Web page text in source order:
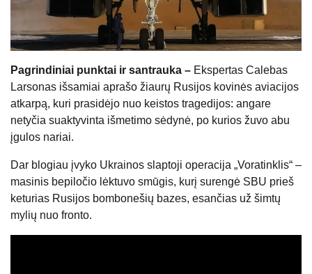
Pagrindiniai punktai ir santrauka – Ekspertas Calebas
Larsonas išsamiai aprašo žiaurų Rusijos kovinės aviacijos
atkarpą, kuri prasidėjo nuo keistos tragedijos: angare
netyčia suaktyvinta išmetimo sėdynė, po kurios žuvo abu
įgulos nariai.
Dar blogiau įvyko Ukrainos slaptoji operacija „Voratinklis“ –
masinis bepiločio lėktuvo smūgis, kurį surengė SBU prieš
keturias Rusijos bombonešių bazes, esančias už šimtų
mylių nuo fronto.